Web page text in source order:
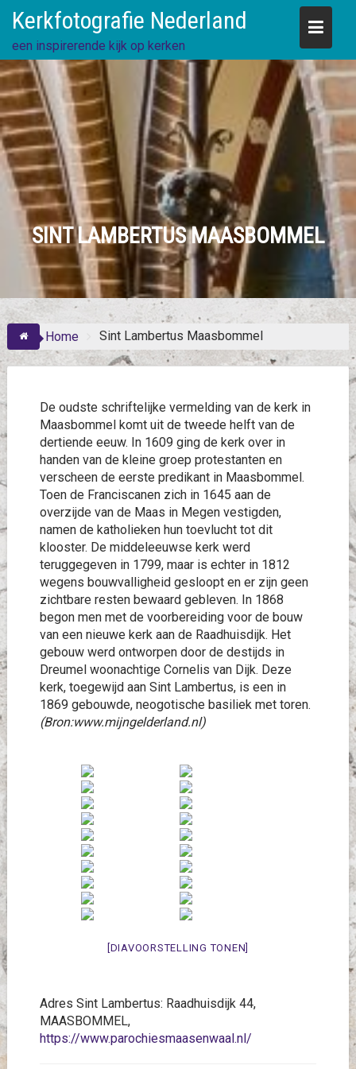
content
Kerkfotografie Nederland
een inspirerende kijk op kerken
SINT LAMBERTUS MAASBOMMEL
Home Sint Lambertus Maasbommel
De oudste schriftelijke vermelding van de kerk in
Maasbommel komt uit de tweede helft van de
dertiende eeuw. In 1609 ging de kerk over in
handen van de kleine groep protestanten en
verscheen de eerste predikant in Maasbommel.
Toen de Franciscanen zich in 1645 aan de
overzijde van de Maas in Megen vestigden,
namen de katholieken hun toevlucht tot dit
klooster. De middeleeuwse kerk werd
teruggegeven in 1799, maar is echter in 1812
wegens bouwvalligheid gesloopt en er zijn geen
zichtbare resten bewaard gebleven. In 1868
begon men met de voorbereiding voor de bouw
van een nieuwe kerk aan de Raadhuisdijk. Het
gebouw werd ontworpen door de destijds in
Dreumel woonachtige Cornelis van Dijk. Deze
kerk, toegewijd aan Sint Lambertus, is een in
1869 gebouwde, neogotische basiliek met toren.
(Bron:www.mijngelderland.nl)
[DIAVOORSTELLING TONEN]
Adres Sint Lambertus: Raadhuisdijk 44,
MAASBOMMEL,
https://www.parochiesmaasenwaal.nl/